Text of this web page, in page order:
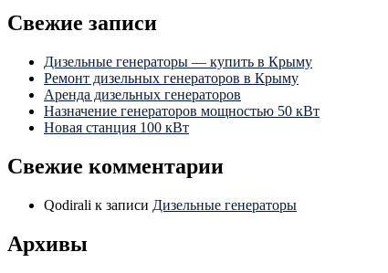
Свежие записи
Дизельные генераторы — купить в Крыму
Ремонт дизельных генераторов в Крыму
Аренда дизельных генераторов
Назначение генераторов мощностью 50 кВт
Новая станция 100 кВт
Свежие комментарии
Qodirali к записи Дизельные генераторы
Архивы